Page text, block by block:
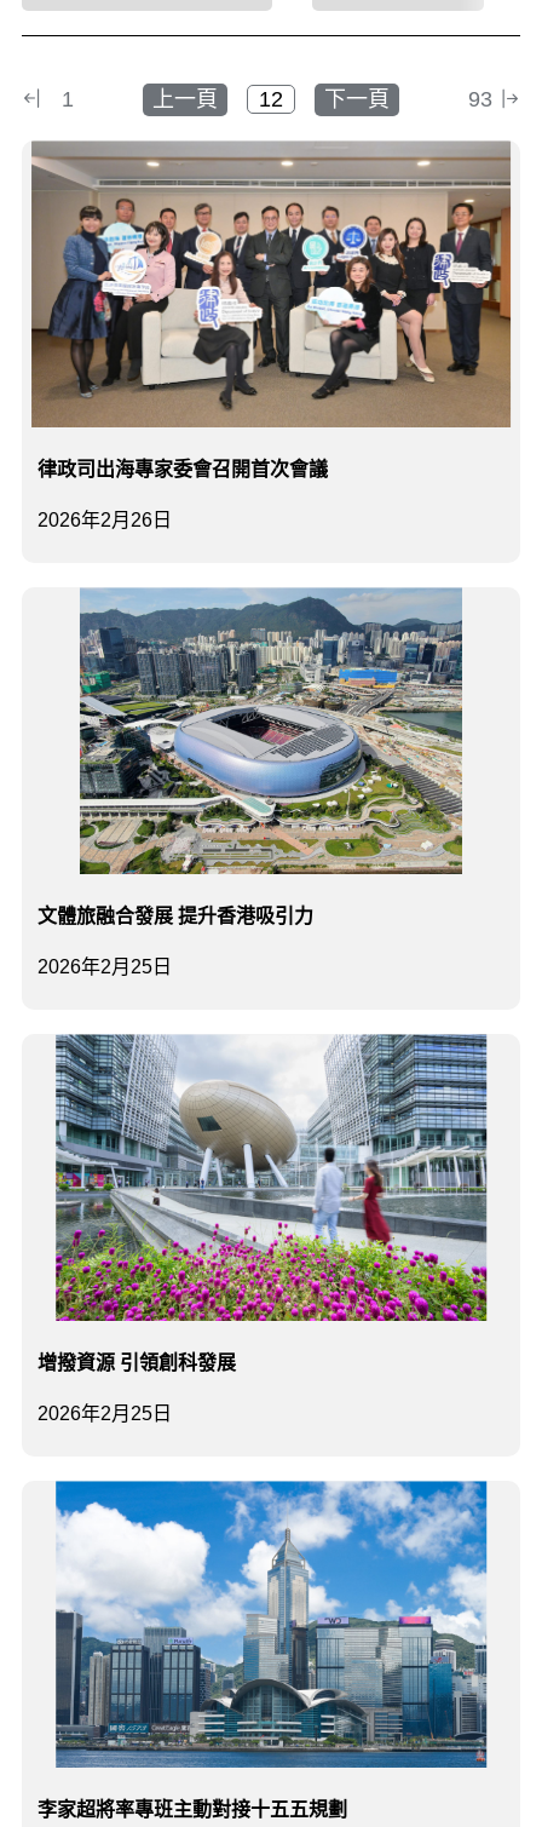
1 上一頁 下一頁 93
2026年2月26日
​律政司出海專家委會召開首次會議
2026年2月25日
文體旅融合發展 提升香港吸引力
2026年2月25日
增撥資源 引領創科發展
李家超將率專班主動對接十五五規劃